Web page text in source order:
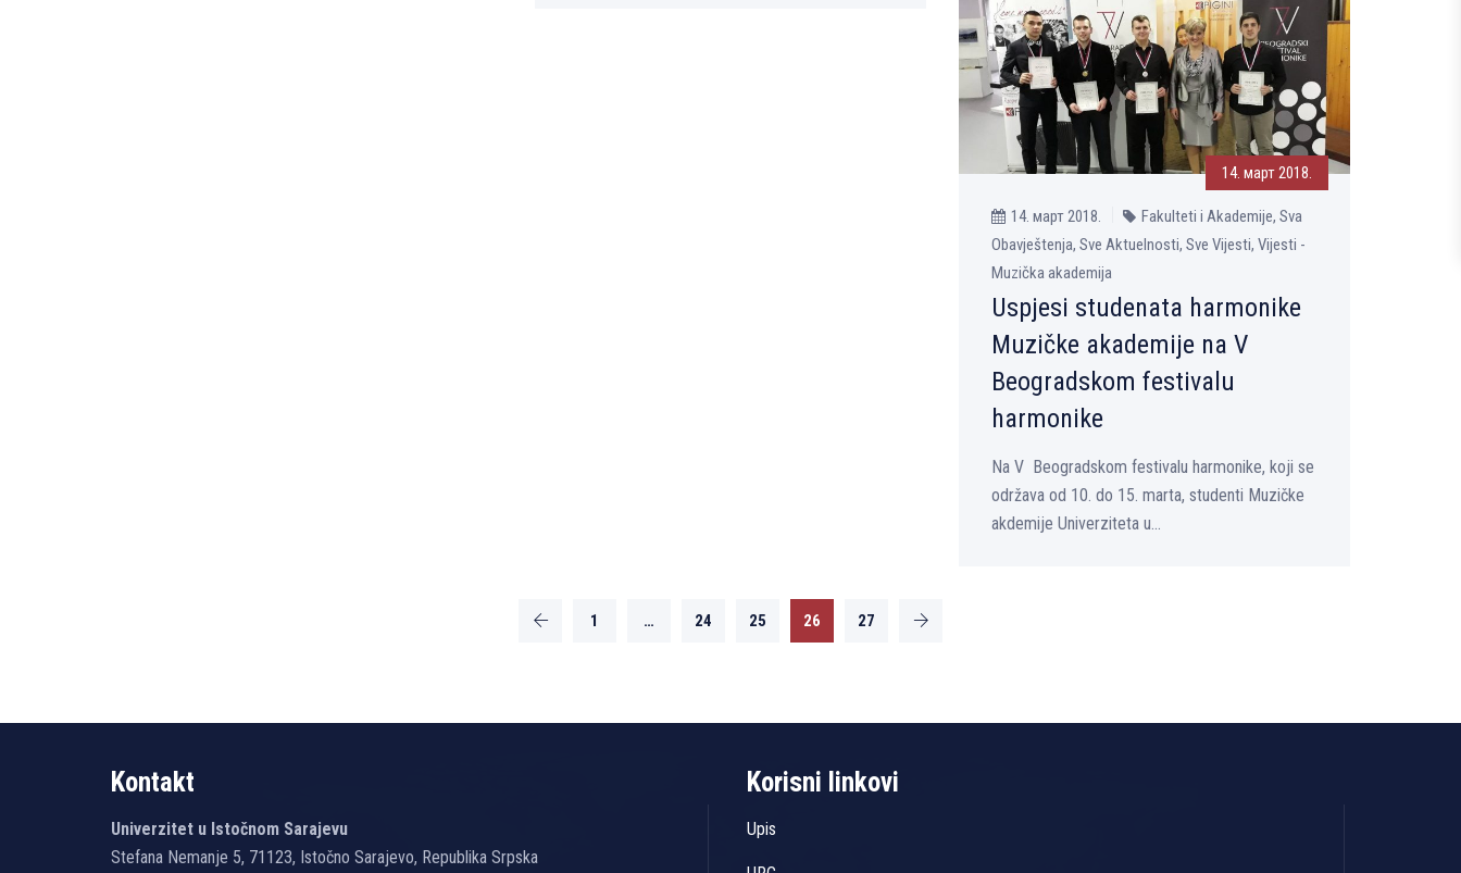
14. март 2018.
14. март 2018.
Fakulteti i Akademije, Sva
Obavještenja, Sve Aktuelnosti, Sve Vijesti, Vijesti -
Muzička akademija
Uspjesi studenata harmonike
Muzičke akademije na V
Beogradskom festivalu
harmonike
Na V Beogradskom festivalu harmonike, koji se
održava od 10. do 15. marta, studenti Muzičke
akdemije Univerziteta u...
1 … 24 25 26 27
Kontakt
Univerzitet u Istočnom Sarajevu
Stefana Nemanje 5, 71123, Istočno Sarajevo, Republika Srpska
Korisni linkovi
Upis